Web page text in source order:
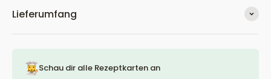
Lieferumfang
Schau dir alle Rezeptkarten an